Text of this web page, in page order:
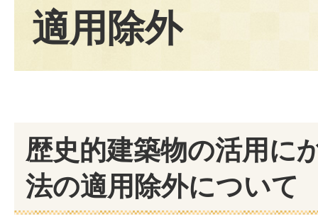
適用除外
歴史的建築物の活用に
法の適用除外について